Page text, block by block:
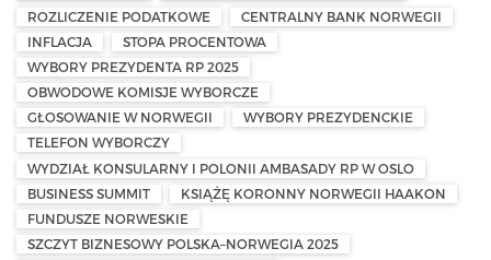
ROZLICZENIE PODATKOWE
CENTRALNY BANK NORWEGII
INFLACJA
STOPA PROCENTOWA
WYBORY PREZYDENTA RP 2025
OBWODOWE KOMISJE WYBORCZE
GŁOSOWANIE W NORWEGII
WYBORY PREZYDENCKIE
TELEFON WYBORCZY
WYDZIAŁ KONSULARNY I POLONII AMBASADY RP W OSLO
BUSINESS SUMMIT
KSIĄŻĘ KORONNY NORWEGII HAAKON
FUNDUSZE NORWESKIE
SZCZYT BIZNESOWY POLSKA–NORWEGIA 2025